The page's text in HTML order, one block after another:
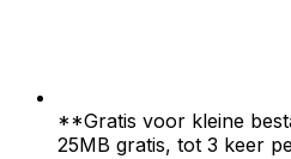
**Gratis voor kleine
25MB gratis, tot 3 keer